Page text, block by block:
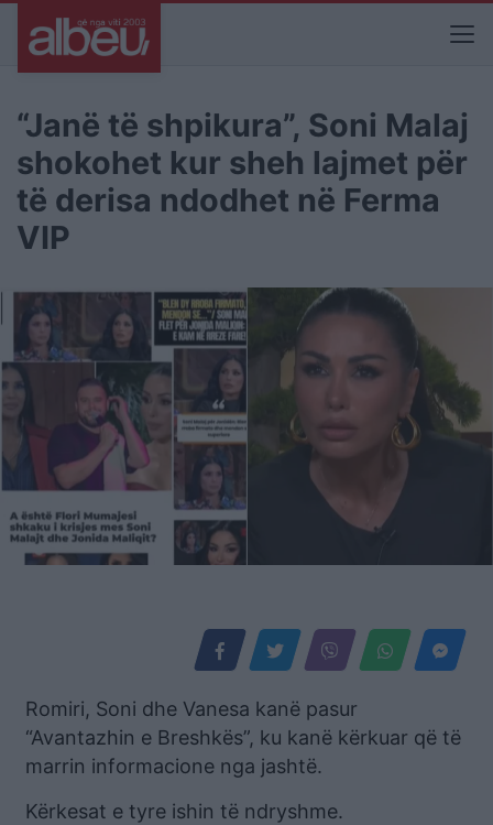
“Janë të shpikura”, Soni Malaj
shokohet kur sheh lajmet për
të derisa ndodhet në Ferma
VIP
Romiri, Soni dhe Vanesa kanë pasur
“Avantazhin e Breshkës”, ku kanë kërkuar që të
marrin informacione nga jashtë.
Kërkesat e tyre ishin të ndryshme.